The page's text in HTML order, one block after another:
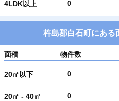
4LDK以上 0
杵島郡白石町にある
面積 物件数
20㎡以下 0
20㎡ - 40㎡ 0